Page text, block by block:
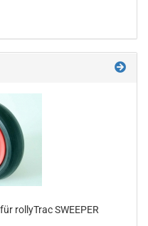
rollyTrac SWEEPER